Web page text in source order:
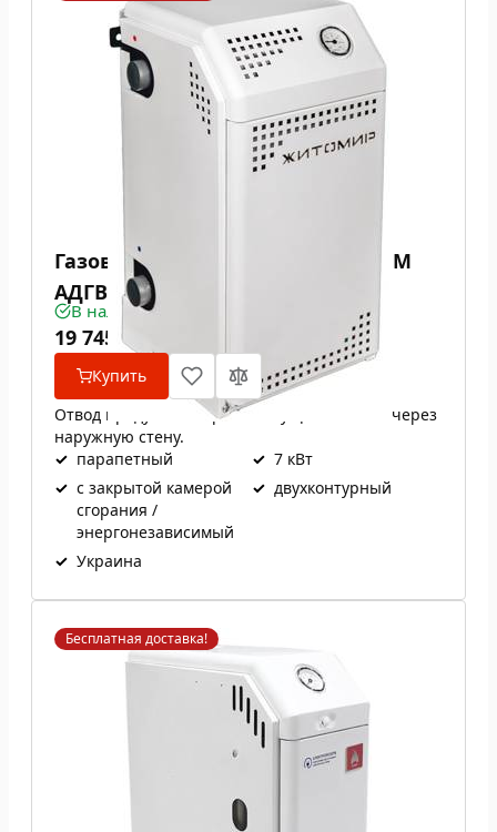
Газовый котел Атем / Житомир М
АДГВ 7 СН
В наличии
19 745 ₴
Купить
Отвод продуктов сгорания осуществляется через
наружную стену.
✓ парапетный ✓ 7 кВт
✓ с закрытой камерой
сгорания /
энергонезависимый
✓ двухконтурный
✓ Украина
Бесплатная доставка!